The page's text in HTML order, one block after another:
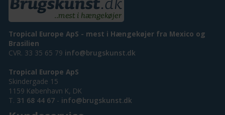
Tropical Europe ApS - mest i Hængekøjer fra Mexico og
Brasilien
CVR. 33 35 65 79 info@brugskunst.dk
Tropical Europe ApS
Skindergade 15
1159 København K, DK
T. 31 68 44 67 - info@brugskunst.dk